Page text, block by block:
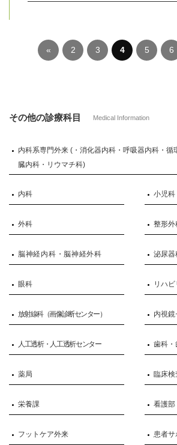
« 2 3 4 5 6
その他の診療科目 Medical Information
内科系専門外来 (・消化器内科・呼吸器内科・循
臓内科・リウマチ科)
内科 小児科
外科 整形外
脳神経内科・脳神経外科 泌尿器
眼科 リハ
放射線科（画像診断センター） 内視鏡
人工透析・人工透析センター 歯科・
薬局 臨床検
栄養課 看護部
フットケア外来 患者サ